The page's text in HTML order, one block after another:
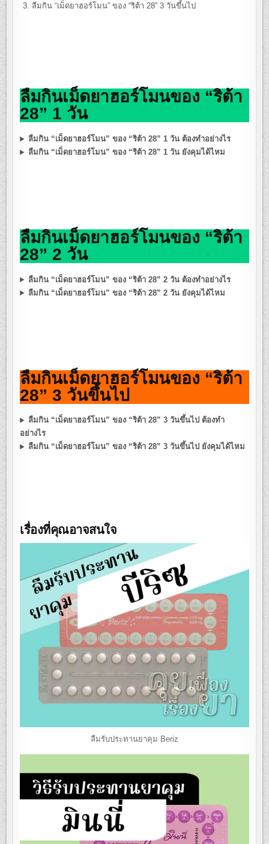
ลืมกิน “เม็ดยาฮอร์โมน” ของ “ริต้า 28” 3 วันขึ้นไป
ลืมกินเม็ดยาฮอร์โมนของ “ริต้า
28” 1 วัน
ลืมกิน “เม็ดยาฮอร์โมน” ของ “ริต้า 28” 1 วัน ต้องทำอย่างไร
ลืมกิน “เม็ดยาฮอร์โมน” ของ “ริต้า 28” 1 วัน ยังคุมได้ไหม
ลืมกินเม็ดยาฮอร์โมนของ “ริต้า
28” 2 วัน
ลืมกิน “เม็ดยาฮอร์โมน” ของ “ริต้า 28” 2 วัน ต้องทำอย่างไร
ลืมกิน “เม็ดยาฮอร์โมน” ของ “ริต้า 28” 2 วัน ยังคุมได้ไหม
ลืมกินเม็ดยาฮอร์โมนของ “ริต้า
28” 3 วันขึ้นไป
ลืมกิน “เม็ดยาฮอร์โมน” ของ “ริต้า 28” 3 วันขึ้นไป ต้องทำ
อย่างไร
ลืมกิน “เม็ดยาฮอร์โมน” ของ “ริต้า 28” 3 วันขึ้นไป ยังคุมได้ไหม
เรื่องที่คุณอาจสนใจ
ลืมรับประทานยาคุม Beriz